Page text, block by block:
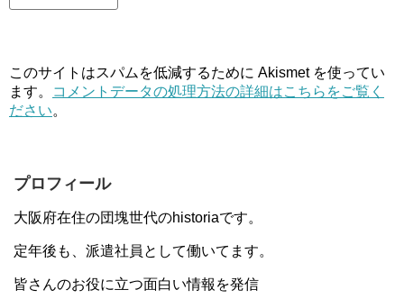
このサイトはスパムを低減するために Akismet を使ってい
ます。
コメントデータの処理方法の詳細はこちらをご覧く
ださい。
プロフィール
大阪府在住の団塊世代のhistoriaです。
定年後も、派遣社員として働いてます。
皆さんのお役に立つ面白い情報を発信